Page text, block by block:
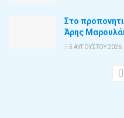
Στο
Άρης
5 ΑΥΓΟΎΣΤΟΥ 2026